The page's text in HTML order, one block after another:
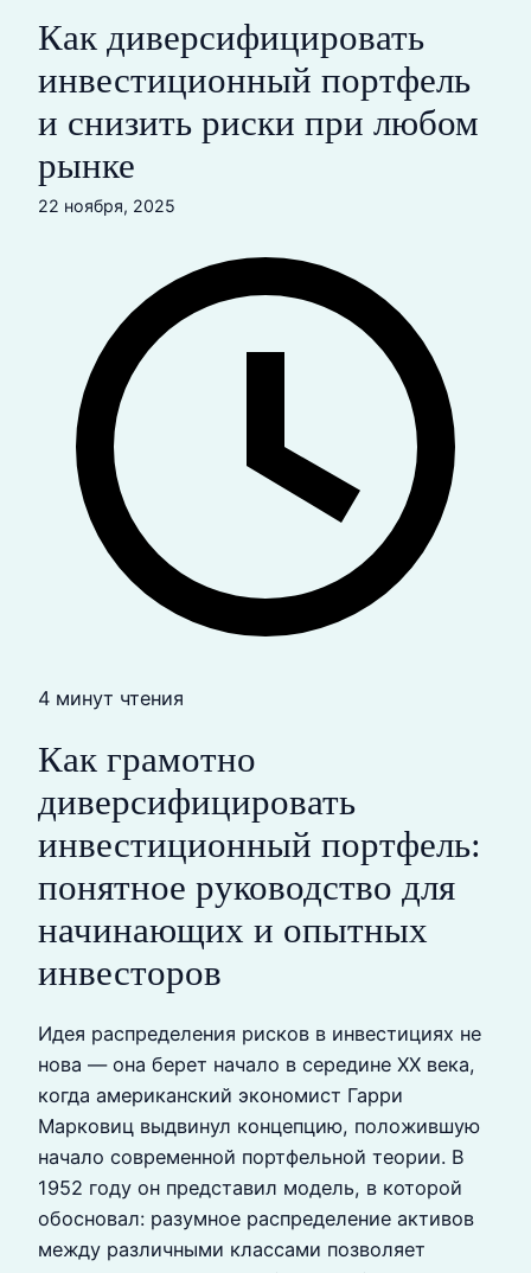
Как диверсифицировать
инвестиционный портфель
и снизить риски при любом
рынке
22 ноября, 2025
4 минут чтения
Как грамотно
диверсифицировать
инвестиционный портфель:
понятное руководство для
начинающих и опытных
инвесторов
Идея распределения рисков в инвестициях не
нова — она берет начало в середине XX века,
когда американский экономист Гарри
Марковиц выдвинул концепцию, положившую
начало современной портфельной теории. В
1952 году он представил модель, в которой
обосновал: разумное распределение активов
между различными классами позволяет